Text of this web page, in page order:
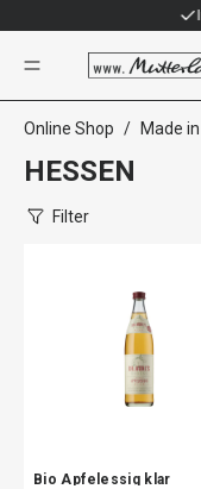
Hessen
Online Shop / Made
HESSEN
Filter
Bio Apfelessig klar